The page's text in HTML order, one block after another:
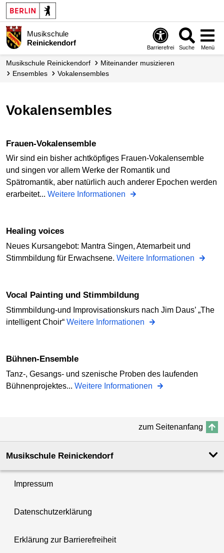
Musikschule
Reinickendorf
Barrierefrei Suche Menü
Musikschule Reinickendorf
Miteinander musizieren
Ensembles
Vokalensembles
Vokalensembles
Frauen-Vokalensemble
Wir sind ein bisher achtköpfiges Frauen-Vokalensemble
und singen vor allem Werke der Romantik und
Spätromantik, aber natürlich auch anderer Epochen werden
erarbeitet... Weitere Informationen
Healing voices
Neues Kursangebot: Mantra Singen, Atemarbeit und
Stimmbildung für Erwachsene. Weitere Informationen
Vocal Painting und Stimmbildung
Stimmbildung-und Improvisationskurs nach Jim Daus’ „The
intelligent Choir“ Weitere Informationen
Bühnen-Ensemble
Tanz-, Gesangs- und szenische Proben des laufenden
Bühnenprojektes... Weitere Informationen
zum Seitenanfang
Musikschule Reinickendorf
Impressum
Datenschutzerklärung
Erklärung zur Barrierefreiheit